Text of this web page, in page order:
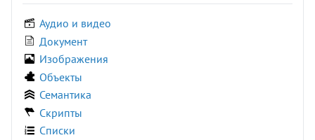
Аудио и видео
Документ
Изображения
Объекты
Семантика
Скрипты
Списки